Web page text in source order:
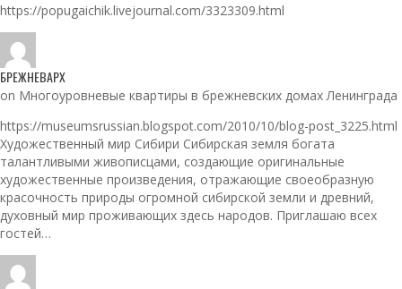
https://popugaichik.livejournal.com/3323309.html
БРЕЖНЕВАРХ
on Многоуровневые квартиры в брежневских домах Ленинграда
https://museumsrussian.blogspot.com/2010/10/blog-post_3225.html
Художественный мир Сибири Сибирская земля богата
талантливыми живописцами, создающие оригинальные
художественные произведения, отражающие своеобразную
красочность природы огромной сибирской земли и древний,
духовный мир проживающих здесь народов. Приглашаю всех
гостей…